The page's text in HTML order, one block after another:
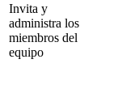
Invita y
administra los
miembros del
equipo